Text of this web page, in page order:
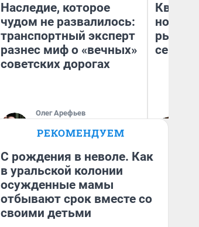
Наследие, которое
чудом не развалилось:
транспортный эксперт
разнес миф о «вечных»
советских дорогах
Олег Арефьев
владелец в транспортном
но
рынок
РЕКОМЕНДУЕМ
С рождения в неволе. Как
в уральской колонии
осужденные мамы
отбывают срок вместе со
своими детьми